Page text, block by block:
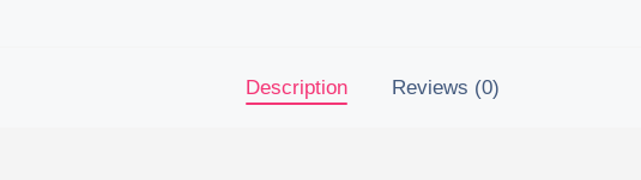
Description Reviews (0)